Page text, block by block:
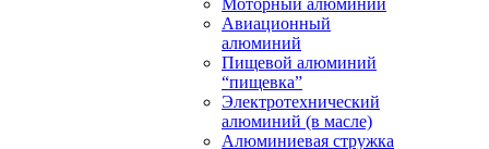
Моторный алюминий
Авиационный
алюминий
Пищевой алюминий
“пищевка”
Электротехнический
алюминий (в масле)
Алюминиевая стружка